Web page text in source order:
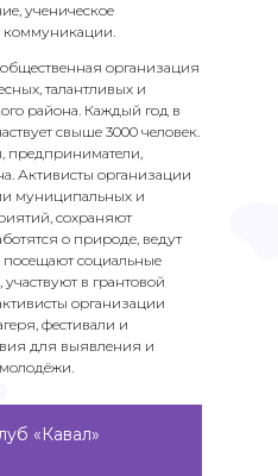
ученическое
коммуникации.
организация
талантливых и
района. Каждый год в
свыше 3000 человек.
предприниматели,
Активисты организации
муниципальных и
сохраняют
о природе, ведут
посещают социальные
в грантовой
организации
фестивали и
для выявления и
«Кавал»